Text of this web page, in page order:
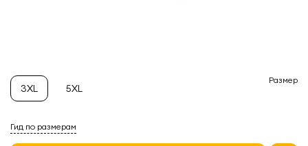
Гид по размерам
Размер
3XL 5XL